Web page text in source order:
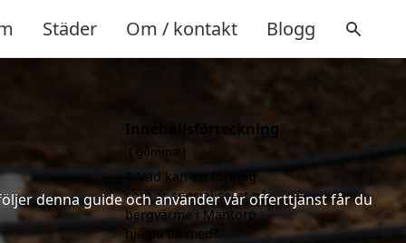
Städer Om / kontakt Blogg
denna guide och använder vår offerttjänst får du
Innehållsförteckning
gömma
1 Vad kan ett företag
som är specialiserat på
bergvärme i Mantorp
hjälpa till med?